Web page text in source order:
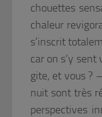
chouettes
chaleur
s’inscrit
car on s’y
gite, et vous ?
nuit sont très
perspectives